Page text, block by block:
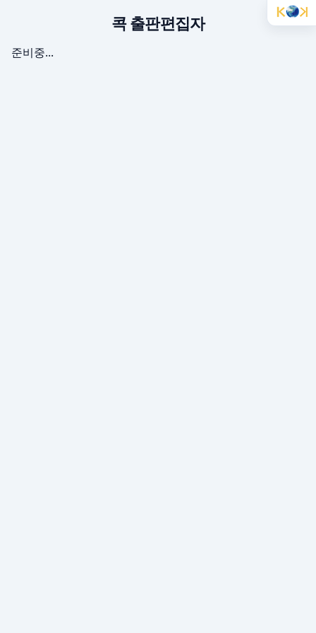
콕 출판편집자
준비중...